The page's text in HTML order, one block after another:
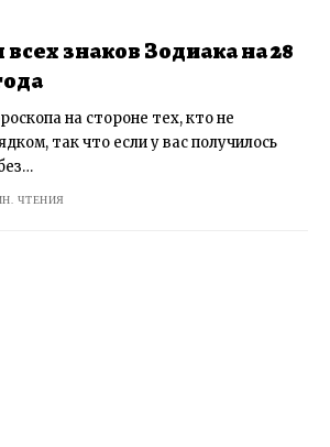
знаков Зодиака на 28
на стороне тех, кто не
так что если у вас получилось
ЧТЕНИЯ